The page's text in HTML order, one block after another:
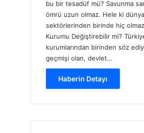
bu bir tesadüf mü? Savunma
ömrü uzun olmaz. Hele ki
sektörlerinden birinde hiç
Kurumu Değiştirebilir mi?
kurumlarından birinden söz
geçmişi olan, devlet…
Haberin Detayı